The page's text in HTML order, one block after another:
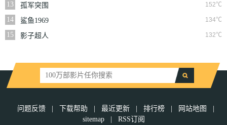
13
152℃
孤军突围
14
134℃
鲨鱼1969
15
132℃
影子超人
问题反馈 下载帮助 最近更新 排行榜 网站地图
sitemap
RSS订阅